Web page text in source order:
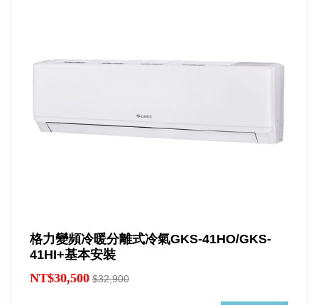
格力變頻冷暖分離式冷氣GKS-41HO/GKS-
41HI+基本安裝
NT$30,500 $32,900